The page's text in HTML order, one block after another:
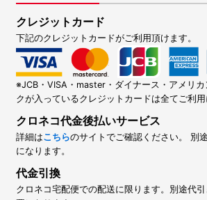
クレジットカード
下記のクレジットカードがご利用頂けます。
※JCB・VISA・master・ダイナース・アメリ
クが入っているクレジットカードは全てご利用
クロネコ代金後払いサービス
詳細はこちらのサイトでご確認ください。 別
になります。
代金引換
クロネコ宅配便での配送に限ります。別途代